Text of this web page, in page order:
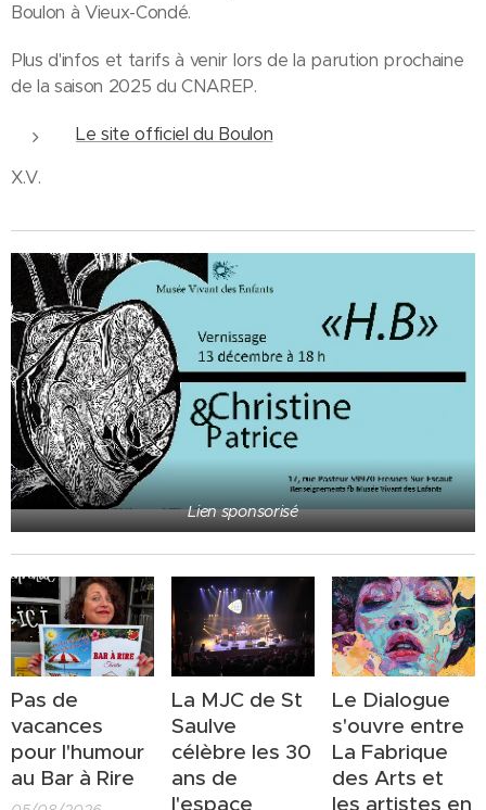
Boulon à Vieux-Condé.
Plus d'infos et tarifs à venir lors de la parution prochaine
de la saison 2025 du CNAREP.
Le site officiel du Boulon
X.V.
Lien sponsorisé
Pas de
vacances
pour l'humour
au Bar à Rire
La MJC de St
Saulve
célèbre les 30
ans de
l'espace
Le Dialogue
s'ouvre entre
La Fabrique
des Arts et
les artistes en